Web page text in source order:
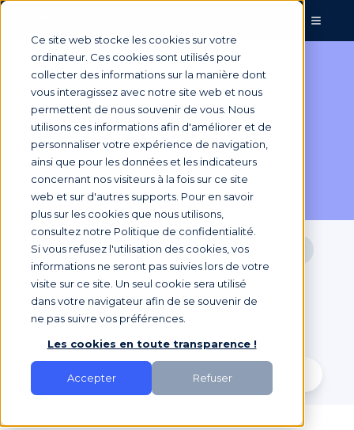
Ce site web stocke les cookies sur votre
ordinateur. Ces cookies sont utilisés pour
collecter des informations sur la manière dont
vous interagissez avec notre site web et nous
permettent de nous souvenir de vous. Nous
utilisons ces informations afin d'améliorer et de
personnaliser votre expérience de navigation,
ainsi que pour les données et les indicateurs
concernant nos visiteurs à la fois sur ce site
web et sur d'autres supports. Pour en savoir
plus sur les cookies que nous utilisons,
consultez notre Politique de confidentialité.
Si vous refusez l'utilisation des cookies, vos
informations ne seront pas suivies lors de votre
visite sur ce site. Un seul cookie sera utilisé
dans votre navigateur afin de se souvenir de
ne pas suivre vos préférences.
Les cookies en toute transparence !
Accepter Refuser
Nos
partenaires.
Tous Tech Partner Intégrateur Eloficash
Partenaire Business
Partenaire Internationaux